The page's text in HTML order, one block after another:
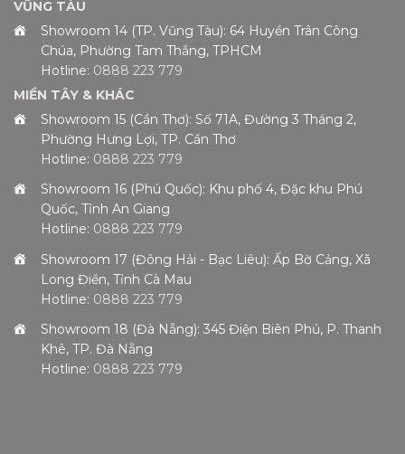
VŨNG TÀU
Showroom 14 (TP. Vũng Tàu): 64 Huyền Trân Công
Chúa, Phường Tam Thắng, TPHCM
Hotline: 0888 223 779
MIỀN TÂY & KHÁC
Showroom 15 (Cần Thơ): Số 71A, Đường 3 Tháng 2,
Phường Hưng Lợi, TP. Cần Thơ
Hotline: 0888 223 779
Showroom 16 (Phú Quốc): Khu phố 4, Đặc khu Phú
Quốc, Tỉnh An Giang
Hotline: 0888 223 779
Showroom 17 (Đông Hải - Bạc Liêu): Ấp Bờ Cảng, Xã
Long Điền, Tỉnh Cà Mau
Hotline: 0888 223 779
Showroom 18 (Đà Nẵng): 345 Điện Biên Phủ, P. Thanh
Khê, TP. Đà Nẵng
Hotline: 0888 223 779